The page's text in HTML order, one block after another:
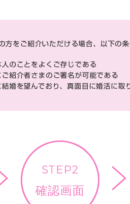
方をご紹介いただける場合、以下の
のことをよくご存じである
紹介者さまのご署名が可能である
婚を望んでおり、真面目に婚活に取
STEP2
確認画面